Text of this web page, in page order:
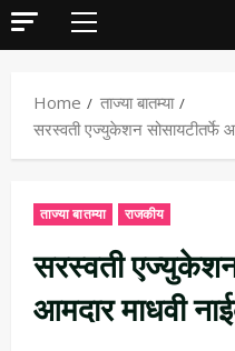
Home
ताज्या बातम्या
सरस्वती एज्युकेशन सोसायटीतर्फे
ताज्या बातम्या राजकीय
सरस्वती
आमदार माधवी